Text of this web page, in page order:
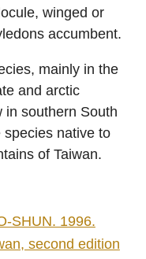
winged or
accumbent.
mainly in the
and arctic
in southern South
species native to
of Taiwan.
SHUN. 1996.
second edition